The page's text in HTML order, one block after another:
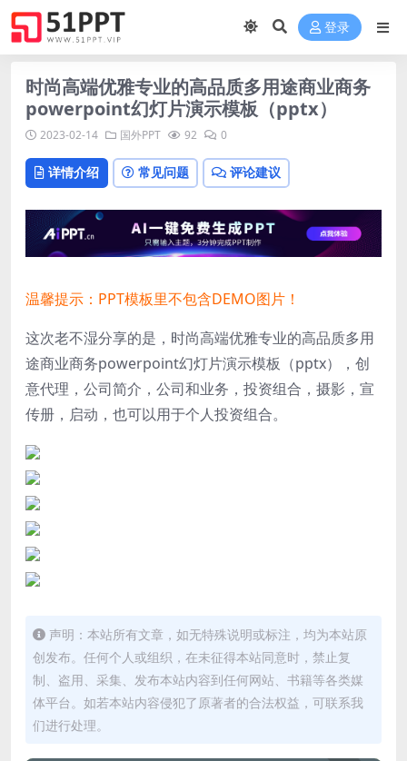
登录
时尚高端优雅专业的高品质多用途商业商务
powerpoint幻灯片演示模板（pptx）
2023-02-14 国外PPT 92 0
详情介绍 常见问题 评论建议
温馨提示：PPT模板里不包含DEMO图片！
这次老不湿分享的是，时尚高端优雅专业的高品质多用
途商业商务powerpoint幻灯片演示模板（pptx），创
意代理，公司简介，公司和业务，投资组合，摄影，宣
传册，启动，也可以用于个人投资组合。
声明：本站所有文章，如无特殊说明或标注，均为本站原
创发布。任何个人或组织，在未征得本站同意时，禁止复
制、盗用、采集、发布本站内容到任何网站、书籍等各类媒
体平台。如若本站内容侵犯了原著者的合法权益，可联系我
们进行处理。